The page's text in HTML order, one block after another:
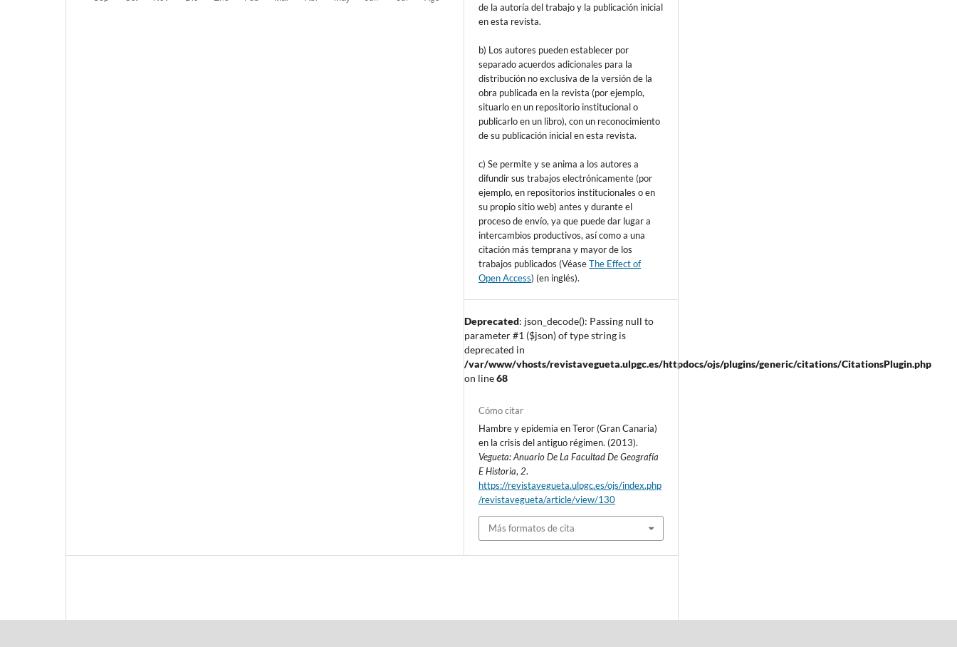
de la autoría del trabajo y la publicación inicial
en esta revista.
b) Los autores pueden establecer por
separado acuerdos adicionales para la
distribución no exclusiva de la versión de la
obra publicada en la revista (por ejemplo,
situarlo en un repositorio institucional o
publicarlo en un libro), con un reconocimiento
de su publicación inicial en esta revista.
c) Se permite y se anima a los autores a
difundir sus trabajos electrónicamente (por
ejemplo, en repositorios institucionales o en
su propio sitio web) antes y durante el
proceso de envío, ya que puede dar lugar a
intercambios productivos, así como a una
citación más temprana y mayor de los
trabajos publicados (VéaseThe Effect of
Open Access) (en inglés).
Deprecated: json_decode(): Passing null to
parameter #1 ($json) of type string is
deprecated in
/var/www/vhosts/revistavegueta.ulpgc.es/httpdocs/ojs/plugins/generic/citations/CitationsPlugin.php
on line68
Cómo citar
Hambre y epidemia en Teror (Gran Canaria)
en la crisis del antiguo régimen. (2013).
Vegueta: Anuario De La Facultad De Geografía
E Historia, 2.
https://revistavegueta.ulpgc.es/ojs/index.php
/revistavegueta/article/view/130
Más formatos de cita